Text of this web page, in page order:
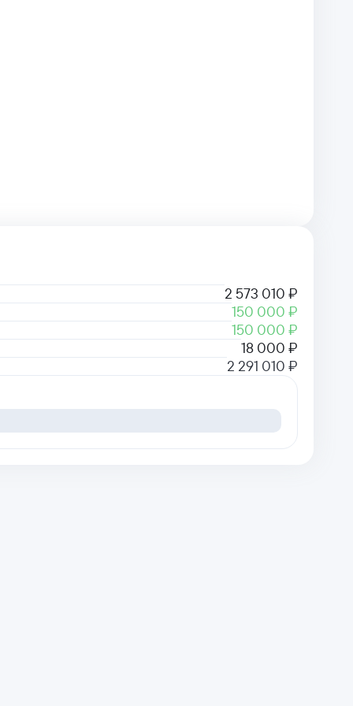
2 573 010 ₽
150 000 ₽
150 000 ₽
18 000 ₽
2 291 010 ₽